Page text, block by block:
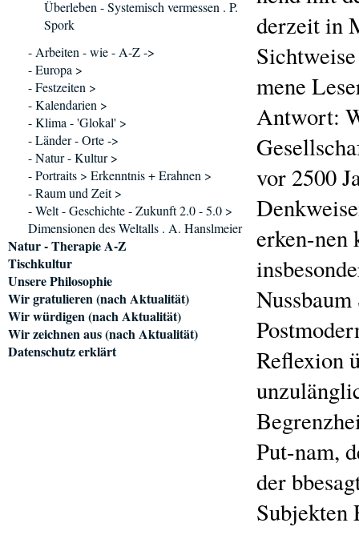
derzeit in
mene
Antwort:
vor 2500
erken-nen
Reflexion
Put-nam,
der
Subjekten
Überleben - Systemisch vermessen . P.
Spork
- Arbeiten - wie - A-Z ->
- Europa >
- Festzeiten >
- Kalendarien >
- Klima - 'Glokal' >
- Länder - Orte ->
- Natur - Kultur >
- Portraits > Erkenntnis + Erahnen >
- Raum und Zeit >
- Welt - Geschichte - Zukunft 2.0 - 5.0 >
Dimensionen des Weltalls . A. Hanslmeier
Natur - Therapie A-Z
Tischkultur
Unsere Philosophie
Wir gratulieren (nach Aktualität)
Wir würdigen (nach Aktualität)
Wir zeichnen aus (nach Aktualität)
Datenschutz erklärt